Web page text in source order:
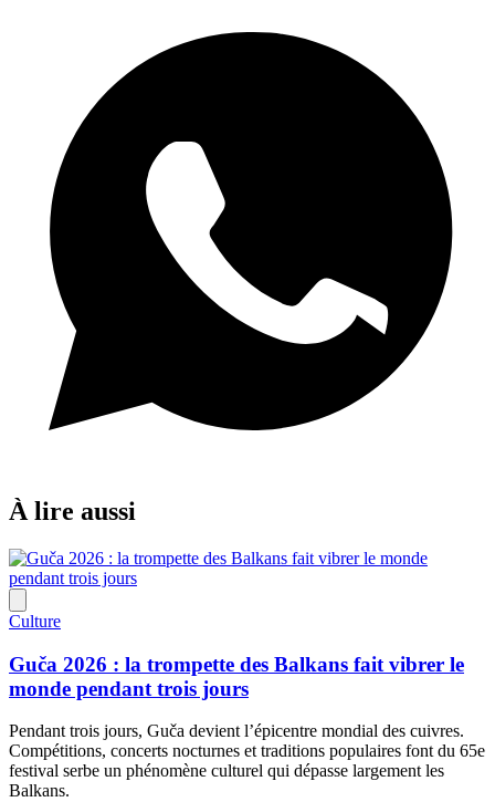
À lire aussi
Culture
Guča 2026 : la trompette des Balkans fait vibrer le
monde pendant trois jours
Pendant trois jours, Guča devient l’épicentre mondial des cuivres.
Compétitions, concerts nocturnes et traditions populaires font du 65e
festival serbe un phénomène culturel qui dépasse largement les
Balkans.